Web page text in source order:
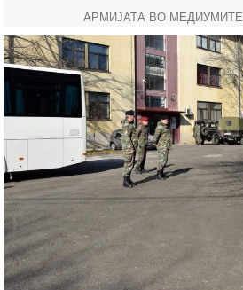
АРМИЈАТА ВО МЕДИУМИТЕ